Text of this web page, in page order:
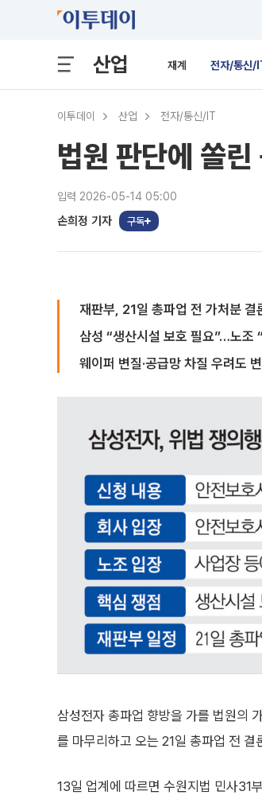
산업 재계 전자/통신/
이투데이 산업 전자/통신/IT
법원 판단에 쏠
입력 2026-05-14 05:00
손희정 기자 구독
재판부, 21일 총파업 전 가처분 결
삼성 “생산시설 보호 필요”…노조
웨이퍼 변질·공급망 차질 우려도
삼성전자 총파업 향방을 가를 법원의
를 마무리하고 오는 21일 총파업 전 결
13일 업계에 따르면 수원지법 민사31